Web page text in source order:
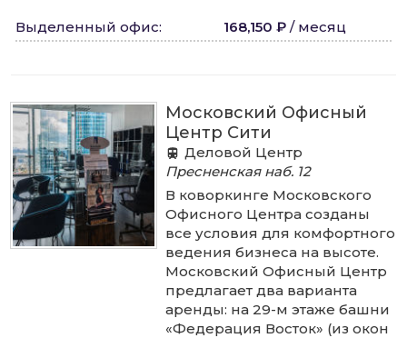
Выделенный офис: 168,150 ₽ / месяц
Московский Офисный
Центр Сити
Деловой Центр
Пресненская наб. 12
В коворкинге Московского
Офисного Центра созданы
все условия для комфортного
ведения бизнеса на высоте.
Московский Офисный Центр
предлагает два варианта
аренды: на 29-м этаже башни
«Федерация Восток» (из окон